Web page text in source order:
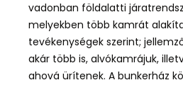
vadonban földalatti
melyekben több kamrát
tevékenységek szerint;
akár több is, alvókamrájuk,
ahová ürítenek. A bunkerház